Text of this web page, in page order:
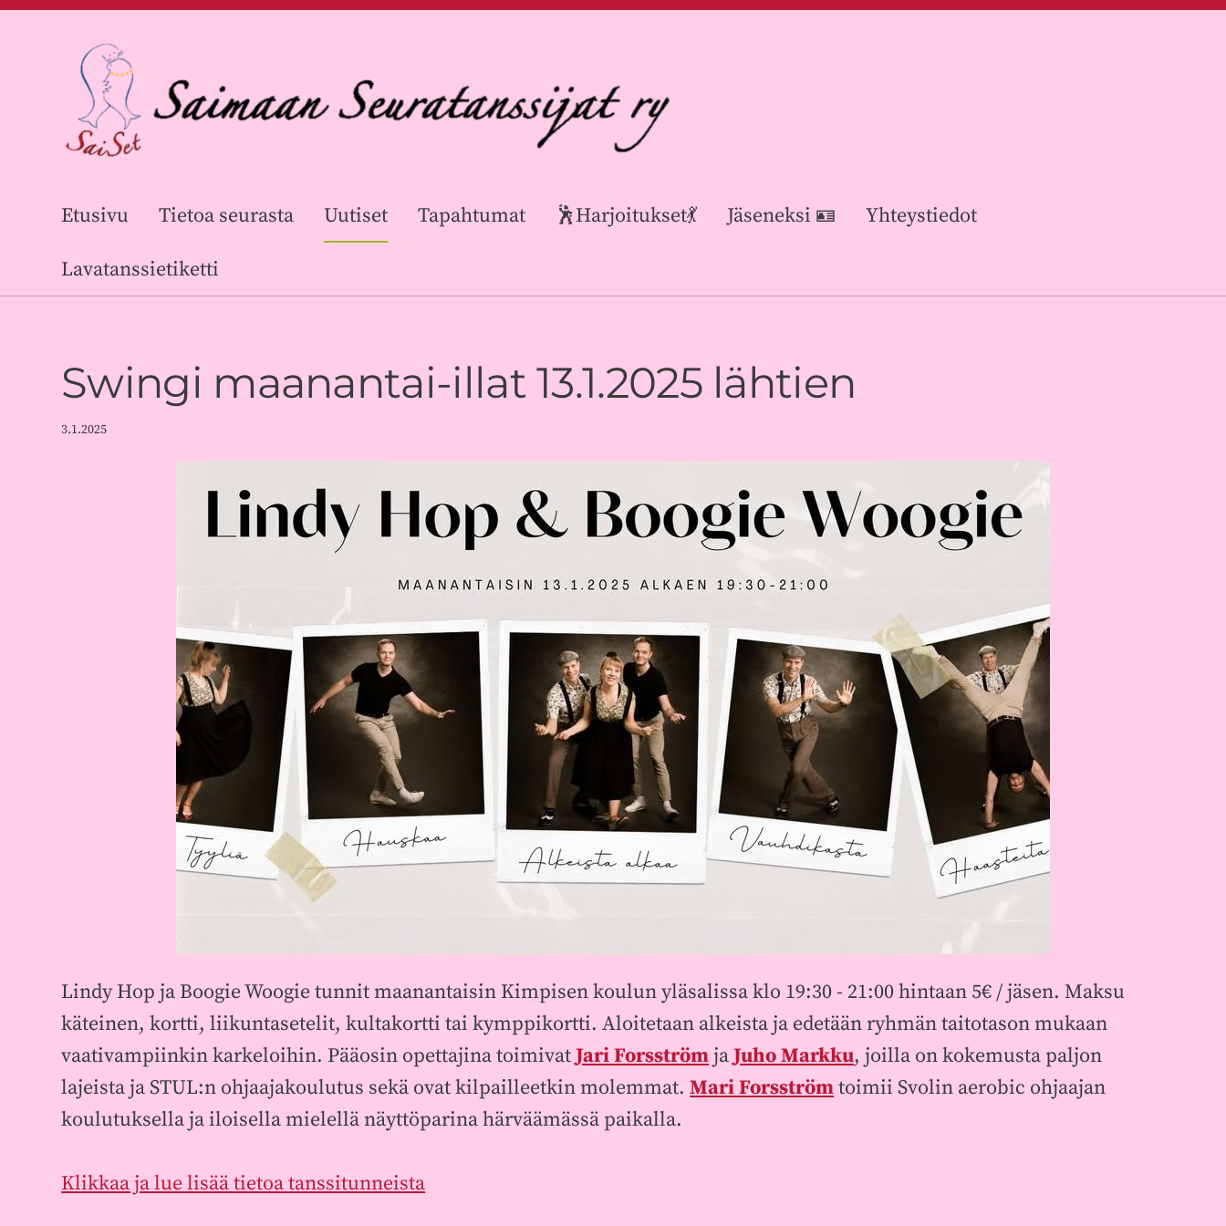
sisältöön
Saimaan Seuratanssijat ry
Etusivu Tietoa seurasta Uutiset Tapahtumat 🕺Harjoitukset💃 Jäseneksi 🪪 Yhteystiedot
Lavatanssietiketti
Swingi maanantai-illat 13.1.2025 lähtien
3.1.2025
Lindy Hop ja Boogie Woogie tunnit maanantaisin Kimpisen koulun yläsalissa klo 19:30 - 21:00 hintaan 5€ / jäsen. Maksu
käteinen, kortti, liikuntasetelit, kultakortti tai kymppikortti. Aloitetaan alkeista ja edetään ryhmän taitotason mukaan
vaativampiinkin karkeloihin. Pääosin opettajina toimivatJari ForsströmjaJuho Markku, joilla on kokemusta paljon
lajeista ja STUL:n ohjaajakoulutus sekä ovat kilpailleetkin molemmat.Mari Forsströmtoimii Svolin aerobic ohjaajan
koulutuksella ja iloisella mielellä näyttöparina härväämässä paikalla.
Klikkaa ja lue lisää tietoa tanssitunneista